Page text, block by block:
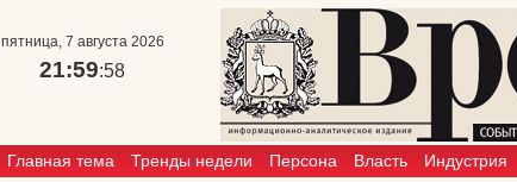
пятница, 7 августа 2026
21:59:58
Главная тема Тренды недели Персона Власть Индустрия